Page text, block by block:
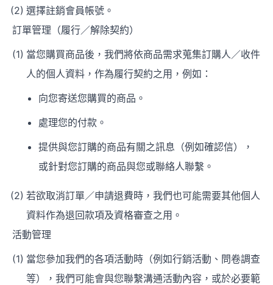
選擇註銷會員帳號。
訂單管理（履行／解除契約）
當您購買商品後，我們將依商品需求蒐集訂購人／收件
人的個人資料，作為履行契約之用，例如：
向您寄送您購買的商品。
處理您的付款。
提供與您訂購的商品有關之訊息（例如確認信），
或針對您訂購的商品與您或聯絡人聯繫。
若欲取消訂單／申請退費時，我們也可能需要其他個人
資料作為退回款項及資格審查之用。
活動管理
當您參加我們的各項活動時（例如行銷活動、問卷調查
等），我們可能會與您聯繫溝通活動內容，或於必要範